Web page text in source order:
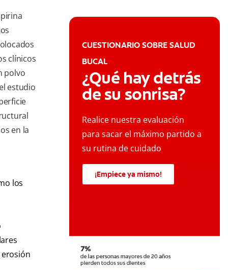
clínicos
polvo
estudio
en la
los
CUESTIONARIO SOBRE SALUD
BUCAL
¿Qué hay detrás
de su sonrisa?
Realice nuestra evaluación
para sacar el máximo partido a
su rutina de cuidado
¡Empiece ya mismo!